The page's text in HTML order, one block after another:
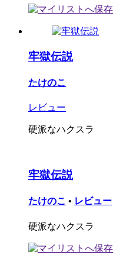
牢獄伝説
たけのこ
レビュー
硬派なハクスラ
牢獄伝説
たけのこ • レビュー
硬派なハクスラ